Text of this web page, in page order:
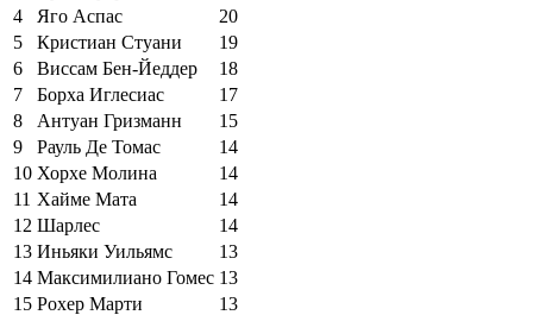
4
Яго Аспас
20
5
Кристиан Стуани
19
6
Виссам Бен-Йеддер
18
7
Борха Иглесиас
17
8
Антуан Гризманн
15
9
Рауль Де Томас
14
10 Хорхе Молина
14
11 Хайме Мата
14
12 Шарлес
14
13 Иньяки Уильямс
13
14 Максимилиано Гомес 13
15 Рохер Марти 13